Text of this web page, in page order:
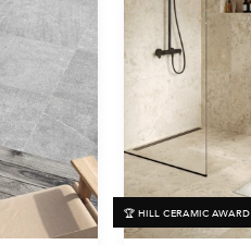
🏆 HILL CERAMIC AWARD